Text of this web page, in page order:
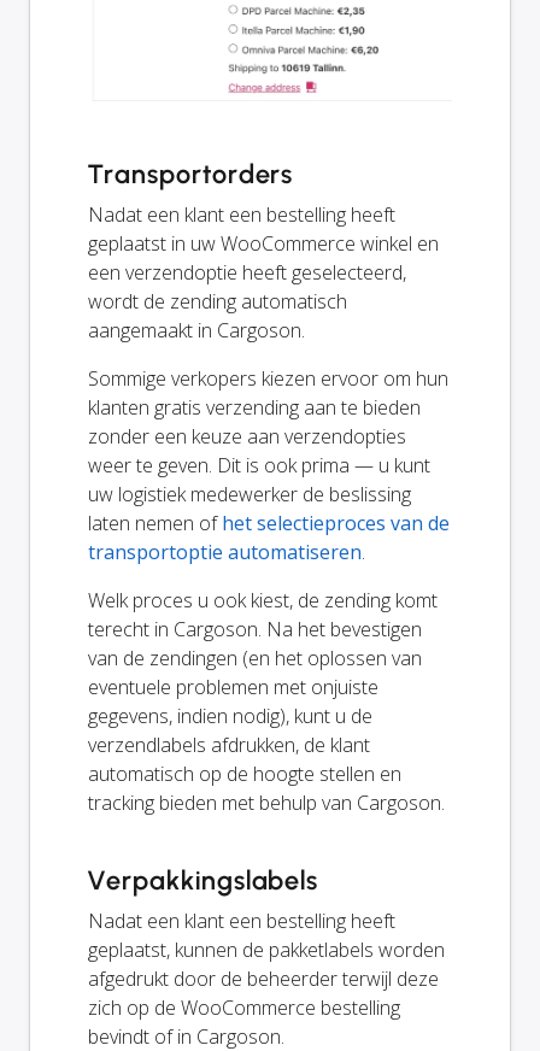
Transportorders
Nadat een klant een bestelling heeft
geplaatst in uw WooCommerce winkel en
een verzendoptie heeft geselecteerd,
wordt de zending automatisch
aangemaakt in Cargoson.
Sommige verkopers kiezen ervoor om hun
klanten gratis verzending aan te bieden
zonder een keuze aan verzendopties
weer te geven. Dit is ook prima — u kunt
uw logistiek medewerker de beslissing
laten nemen ofhet selectieproces van de
transportoptie automatiseren.
Welk proces u ook kiest, de zending komt
terecht in Cargoson. Na het bevestigen
van de zendingen (en het oplossen van
eventuele problemen met onjuiste
gegevens, indien nodig), kunt u de
verzendlabels afdrukken, de klant
automatisch op de hoogte stellen en
tracking bieden met behulp van Cargoson.
Verpakkingslabels
Nadat een klant een bestelling heeft
geplaatst, kunnen de pakketlabels worden
afgedrukt door de beheerder terwijl deze
zich op de WooCommerce bestelling
bevindt of in Cargoson.